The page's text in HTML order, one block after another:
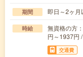
期間 即日～2ヶ月
時給
無資格の方
円～1937円
交通費